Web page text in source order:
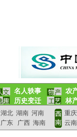
名人轶事
农
历史变迁
林
湖北 湖南 河南
重庆
广东 广西 海南 云南